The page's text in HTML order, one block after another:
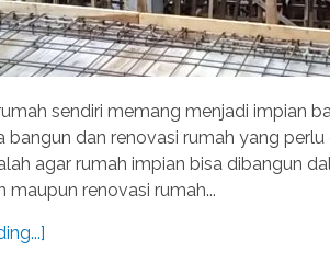
sendiri memang menjadi impian
bangun dan renovasi rumah yang
agar rumah impian bisa dibangun
maupun renovasi rumah...